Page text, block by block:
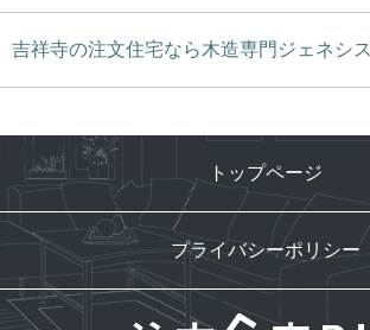
吉祥寺の注文住宅なら木造専門ジェネシス
トップページ
プライバシーポリシー